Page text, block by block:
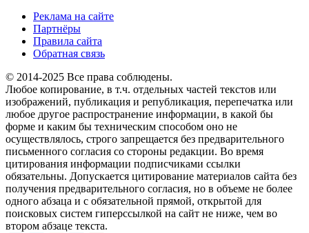
Реклама на сайте
Партнёры
Правила сайта
Обратная связь
© 2014-2025 Все права соблюдены.
Любое копирование, в т.ч. отдельных частей текстов или
изображений, публикация и републикация, перепечатка или
любое другое распространение информации, в какой бы
форме и каким бы техническим способом оно не
осуществлялось, строго запрещается без предварительного
письменного согласия со стороны редакции. Во время
цитирования информации подписчиками ссылки
обязательны. Допускается цитирование материалов сайта без
получения предварительного согласия, но в объеме не более
одного абзаца и с обязательной прямой, открытой для
поисковых систем гиперссылкой на сайт не ниже, чем во
втором абзаце текста.